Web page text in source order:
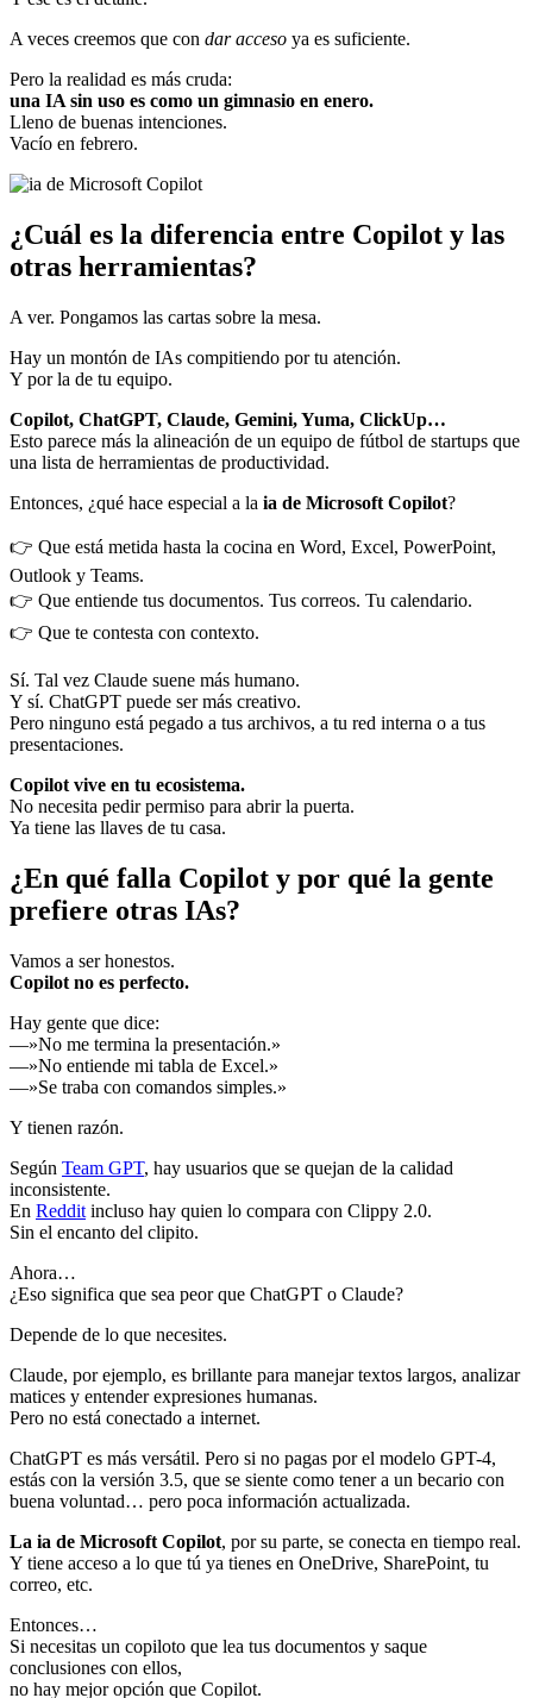
A veces creemos que con dar acceso ya es suficiente.
Pero la realidad es más cruda:
una IA sin uso es como un gimnasio en enero.
Lleno de buenas intenciones.
Vacío en febrero.
¿Cuál es la diferencia entre Copilot y las
otras herramientas?
A ver. Pongamos las cartas sobre la mesa.
Hay un montón de IAs compitiendo por tu atención.
Y por la de tu equipo.
Copilot, ChatGPT, Claude, Gemini, Yuma, ClickUp…
Esto parece más la alineación de un equipo de fútbol de startups que
una lista de herramientas de productividad.
Entonces, ¿qué hace especial a la ia de Microsoft Copilot?
👉 Que está metida hasta la cocina en Word, Excel, PowerPoint,
Outlook y Teams.
👉 Que entiende tus documentos. Tus correos. Tu calendario.
👉 Que te contesta con contexto.
Sí. Tal vez Claude suene más humano.
Y sí. ChatGPT puede ser más creativo.
Pero ninguno está pegado a tus archivos, a tu red interna o a tus
presentaciones.
Copilot vive en tu ecosistema.
No necesita pedir permiso para abrir la puerta.
Ya tiene las llaves de tu casa.
¿En qué falla Copilot y por qué la gente
prefiere otras IAs?
Vamos a ser honestos.
Copilot no es perfecto.
Hay gente que dice:
—»No me termina la presentación.»
—»No entiende mi tabla de Excel.»
—»Se traba con comandos simples.»
Y tienen razón.
Según Team GPT, hay usuarios que se quejan de la calidad
inconsistente.
En Reddit incluso hay quien lo compara con Clippy 2.0.
Sin el encanto del clipito.
Ahora…
¿Eso significa que sea peor que ChatGPT o Claude?
Depende de lo que necesites.
Claude, por ejemplo, es brillante para manejar textos largos, analizar
matices y entender expresiones humanas.
Pero no está conectado a internet.
ChatGPT es más versátil. Pero si no pagas por el modelo GPT-4,
estás con la versión 3.5, que se siente como tener a un becario con
buena voluntad… pero poca información actualizada.
La ia de Microsoft Copilot, por su parte, se conecta en tiempo real.
Y tiene acceso a lo que tú ya tienes en OneDrive, SharePoint, tu
correo, etc.
Entonces…
Si necesitas un copiloto que lea tus documentos y saque
conclusiones con ellos,
no hay mejor opción que Copilot.